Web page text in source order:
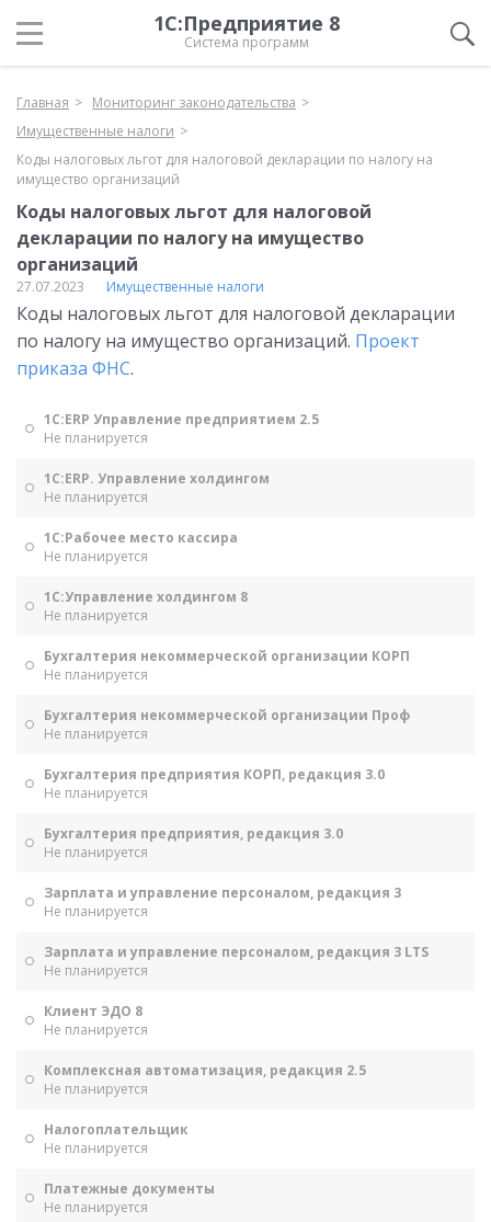
1С:Предприятие 8
Система программ
Главная
Мониторинг законодательства
Имущественные налоги
Коды налоговых льгот для налоговой декларации по налогу на
имущество организаций
Коды налоговых льгот для налоговой
декларации по налогу на имущество
организаций
27.07.2023 Имущественные налоги
Коды налоговых льгот для налоговой декларации
по налогу на имущество организаций. Проект
приказа ФНС.
1С:ERP Управление предприятием 2.5
Не планируется
1С:ERP. Управление холдингом
Не планируется
1С:Рабочее место кассира
Не планируется
1С:Управление холдингом 8
Не планируется
Бухгалтерия некоммерческой организации КОРП
Не планируется
Бухгалтерия некоммерческой организации Проф
Не планируется
Бухгалтерия предприятия КОРП, редакция 3.0
Не планируется
Бухгалтерия предприятия, редакция 3.0
Не планируется
Зарплата и управление персоналом, редакция 3
Не планируется
Зарплата и управление персоналом, редакция 3 LTS
Не планируется
Клиент ЭДО 8
Не планируется
Комплексная автоматизация, редакция 2.5
Не планируется
Налогоплательщик
Не планируется
Платежные документы
Не планируется